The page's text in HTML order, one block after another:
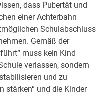
dass Pubertät und
einer Achterbahn
Schulabschluss
Gemäß der
muss kein Kind
verlassen, sondern
und zu
stärken“ und die Kinder